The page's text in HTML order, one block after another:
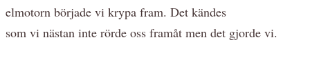
elmotorn började vi krypa fram. Det kändes
som vi nästan inte rörde oss framåt men det gjorde vi.